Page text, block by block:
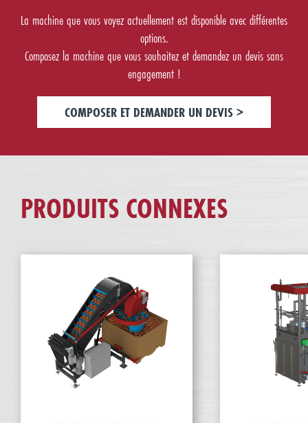
La machine que vous voyez actuellement est disponible avec différentes
options.
Composez la machine que vous souhaitez et demandez un devis sans
engagement !
COMPOSER ET DEMANDER UN DEVIS >
PRODUITS CONNEXES